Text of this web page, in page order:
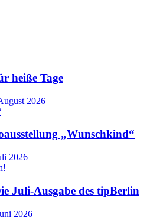
heiße Tage
2026
„Wunschkind“
2026
Juli-Ausgabe des tipBerlin
2026